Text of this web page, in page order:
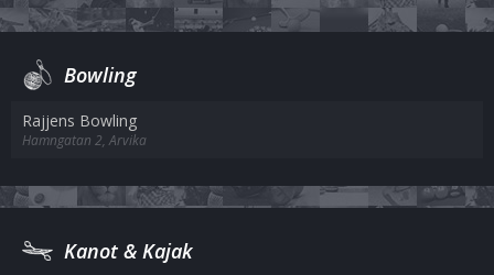
Bowling
Rajjens Bowling
Hamngatan 2, Arvika
Kanot & Kajak